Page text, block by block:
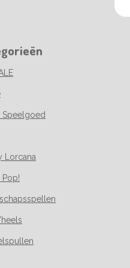
Speelgoed
Lorcana
Pop!